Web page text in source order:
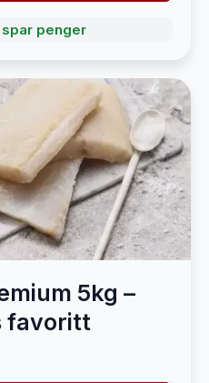
penger
5kg –
favoritt